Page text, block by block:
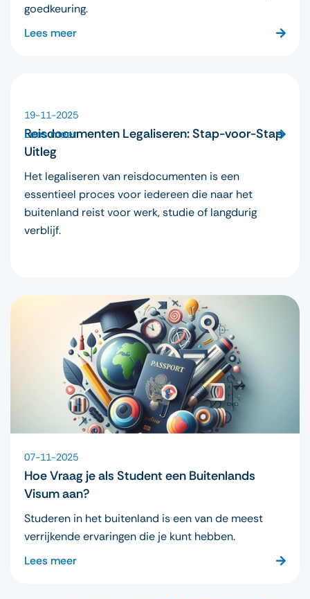
goedkeuring.
Lees meer
19-11-2025
Reisdocumenten Legaliseren: Stap-voor-Stap
Uitleg
Het legaliseren van reisdocumenten is een
essentieel proces voor iedereen die naar het
buitenland reist voor werk, studie of langdurig
verblijf.
Lees meer
07-11-2025
Hoe Vraag je als Student een Buitenlands
Visum aan?
Studeren in het buitenland is een van de meest
verrijkende ervaringen die je kunt hebben.
Lees meer